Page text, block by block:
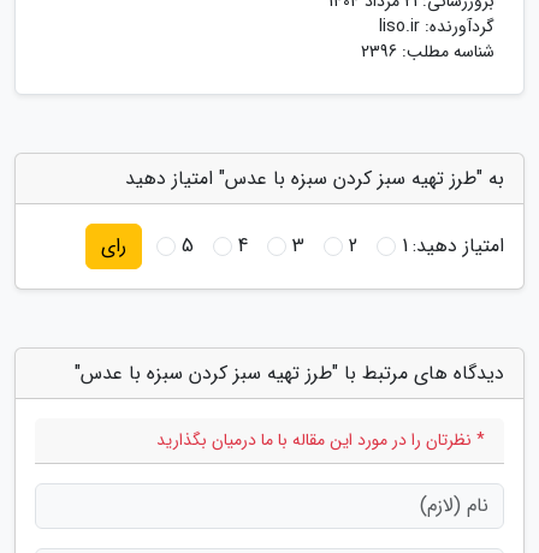
گردآورنده: liso.ir
شناسه مطلب: 2396
به "طرز تهیه سبز کردن سبزه با عدس" امتیاز دهید
امتیاز دهید:1
2
3
4
5 رای
دیدگاه های مرتبط با "طرز تهیه سبز کردن سبزه با عدس"
* نظرتان را در مورد این مقاله با ما درمیان بگذارید